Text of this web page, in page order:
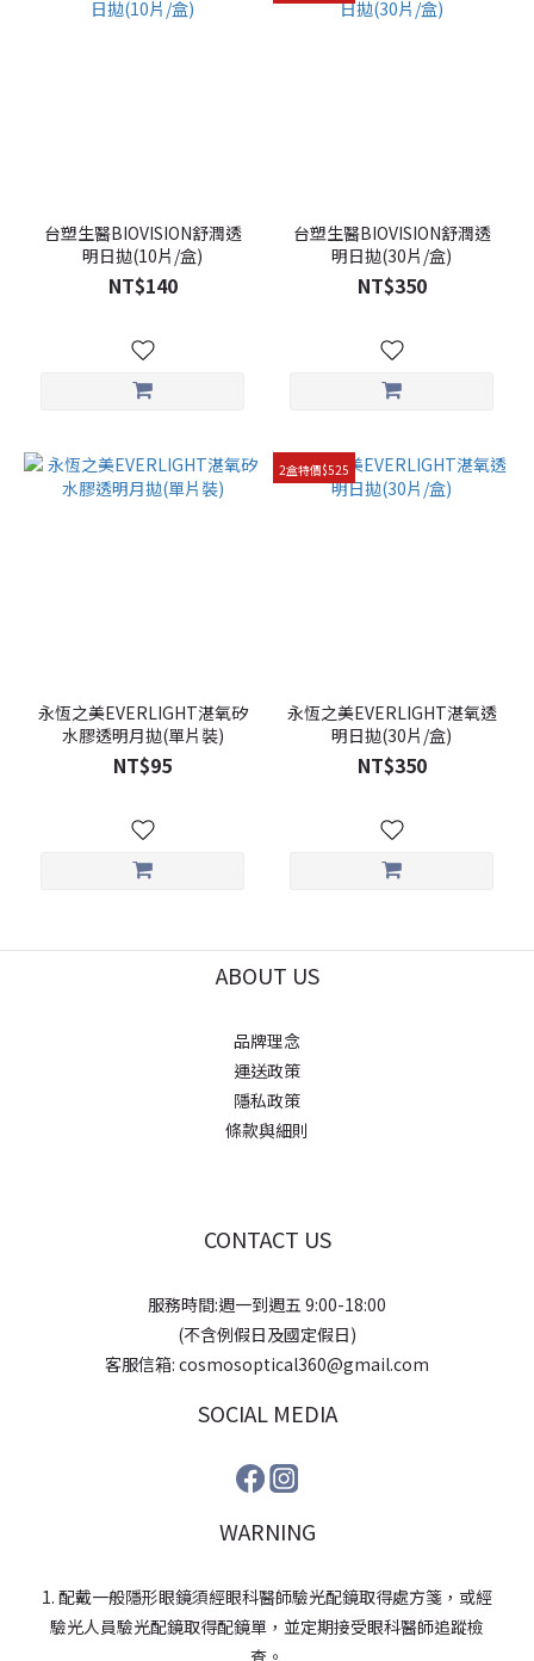
台塑生醫BIOVISION舒潤透
明日拋(10片/盒)
NT$140
台塑生醫BIOVISION舒潤透
明日拋(30片/盒)
NT$350
永恆之美EVERLIGHT湛氧矽
水膠透明月拋(單片裝)
NT$95
2盒特價$525
永恆之美EVERLIGHT湛氧透
明日拋(30片/盒)
NT$350
ABOUT US
品牌理念
運送政策
隱私政策
條款與細則
CONTACT US
服務時間:週一到週五 9:00-18:00
(不含例假日及國定假日)
客服信箱: cosmosoptical360@gmail.com
SOCIAL MEDIA
WARNING
1. 配戴一般隱形眼鏡須經眼科醫師驗光配鏡取得處方箋，或經
驗光人員驗光配鏡取得配鏡單，並定期接受眼科醫師追蹤檢
查。